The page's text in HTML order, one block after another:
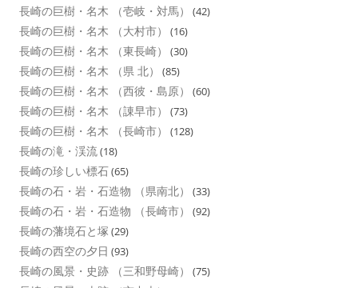
長崎の巨樹・名木 （壱岐・対馬） (42)
長崎の巨樹・名木 （大村市） (16)
長崎の巨樹・名木 （東長崎） (30)
長崎の巨樹・名木 （県 北） (85)
長崎の巨樹・名木 （西彼・島原） (60)
長崎の巨樹・名木 （諌早市） (73)
長崎の巨樹・名木 （長崎市） (128)
長崎の滝・渓流(18)
長崎の珍しい標石(65)
長崎の石・岩・石造物 （県南北） (33)
長崎の石・岩・石造物 （長崎市） (92)
長崎の藩境石と塚 (29)
長崎の西空の夕日 (93)
長崎の風景・史跡 （三和野母崎） (75)